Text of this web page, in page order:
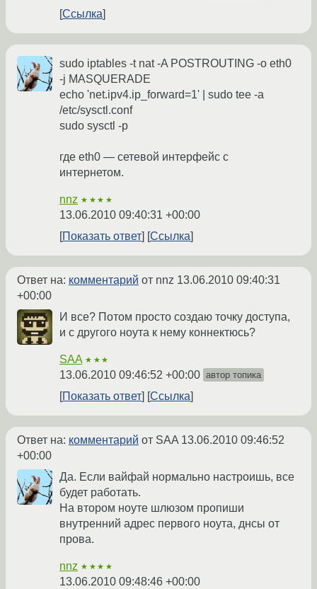
Ссылка
sudo iptables -t nat -A POSTROUTING -o eth0
-j MASQUERADE
echo 'net.ipv4.ip_forward=1' | sudo tee -a
/etc/sysctl.conf
sudo sysctl -p
где eth0 — сетевой интерфейс с
интернетом.
nnz ★★★★
13.06.2010 09:40:31 +00:00
Показать ответ
Ссылка
Ответ на: комментарий от nnz 13.06.2010 09:40:31
+00:00
И все? Потом просто создаю точку доступа,
и с другого ноута к нему коннектюсь?
SAA ★★★
13.06.2010 09:46:52 +00:00 автор топика
Показать ответ Ссылка
Ответ на: комментарий от SAA 13.06.2010 09:46:52
+00:00
Да. Если вайфай нормально настроишь, все
будет работать.
На втором ноуте шлюзом пропиши
внутренний адрес первого ноута, днсы от
прова.
nnz ★★★★
13.06.2010 09:48:46 +00:00